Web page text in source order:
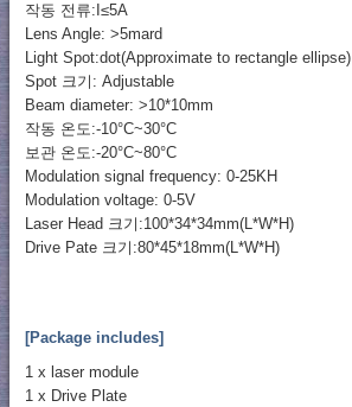
작동 전류:I≤5A
Lens Angle: >5mard
Light Spot:dot(Approximate to rectangle ellipse)
Spot 크기: Adjustable
Beam diameter: >10*10mm
작동 온도:-10°C~30°C
보관 온도:-20°C~80°C
Modulation signal frequency: 0-25KH
Modulation voltage: 0-5V
Laser Head 크기:100*34*34mm(L*W*H)
Drive Pate 크기:80*45*18mm(L*W*H)
[Package includes]
1 x laser module
1 x Drive Plate